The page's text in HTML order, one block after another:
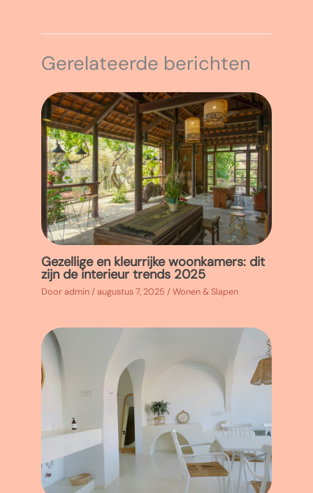
Gerelateerde berichten
Gezellige en kleurrijke woonkamers: dit
zijn de interieur trends 2025
Dooradmin/augustus 7, 2025 /Wonen & Slapen